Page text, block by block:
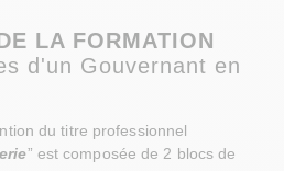
LA FORMATION
d'un Gouvernant en
du titre professionnel
” est composée de 2 blocs de